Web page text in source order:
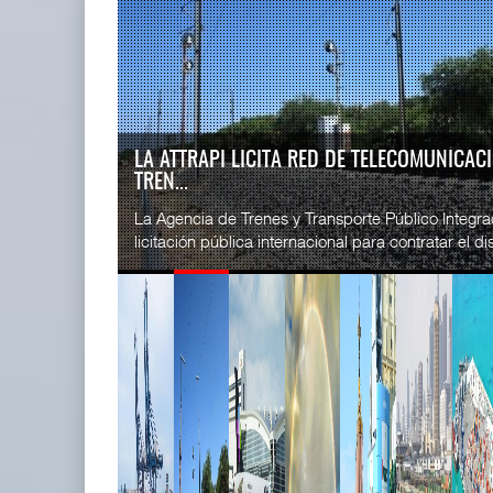
IT-ANÁLISIS: VOLARIS ABRIRÁ RUTA ENTRE
G...
⮕ IA y automatización redefinen operación
exhibe Challenger 3500 en LABACE 2026
IT-ANÁLISIS: Puerto Lázaro
Cárdenas incorpora ...
06 AGO 2026
La ATTRAPI licita red de
telecomunicaciones p ...
06 AGO 2026
READ MORE
SSA
Esperanz
06 JUL
READ MORE
CICE
...
02 JUL
READ MORE
SSA
...
29 JUN
READ MORE